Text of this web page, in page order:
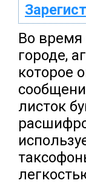
Во
городе,
которое
листок